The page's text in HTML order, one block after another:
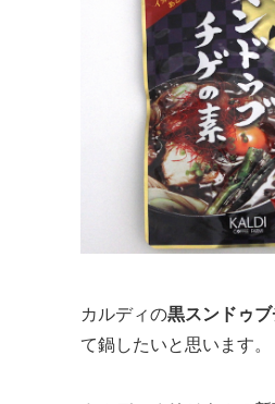
カルディの黒スンドゥ
て鍋したいと思います。